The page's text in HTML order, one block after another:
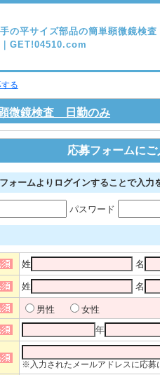
の平サイズ部品の簡単顕微鏡検
GET!04510.com
る
微鏡検査 日勤のみ
応募フォームに
ォームよりログインすることで入力
パスワード
姓 名
姓 名
男性
女性
年
※入力されたメールアドレスに応募